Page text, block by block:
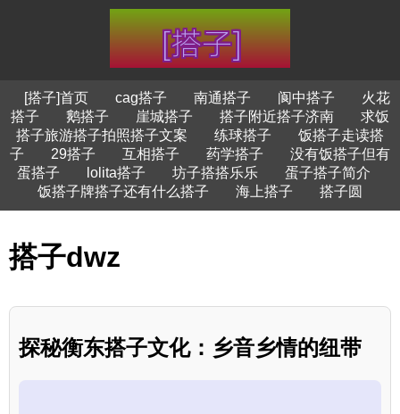
[搭子]首页 cag搭子 南通搭子 阆中搭子
火花
搭子
鹅搭子 崖城搭子 搭子附近搭子济南
求饭
搭子旅游搭子拍照搭子文案
练球搭子
饭搭子走读搭
子
29搭子 互相搭子 药学搭子
没有饭搭子但有
蛋搭子
lolita搭子 坊子搭搭乐乐
蛋子搭子简介
饭搭子牌搭子还有什么搭子
海上搭子 搭子圆
搭子dwz
探秘衡东搭子文化：乡音乡情的纽带